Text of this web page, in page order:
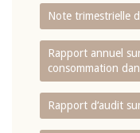
Note trimestrielle
Rapport annuel
consommation
Rapport d‘audit